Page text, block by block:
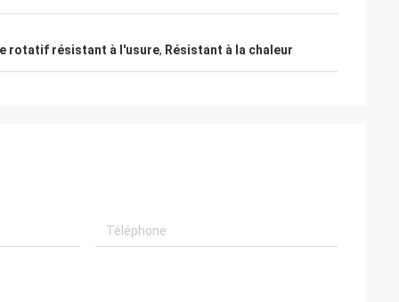
rotatif résistant à l'usure, Résistant à la chaleur